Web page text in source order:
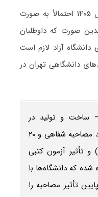
در سال ۱۴۰۵ احتمالاً به صورت
صورت که داوطلبان
آزاد لازم است
دانشگاهی تهران در
ساخت و تولید در
پذیرش نهایی ۵۰ درصد (۳۰ درصد مصاحبه شفاهی و ۲۰
تأثیر آزمون کتبی
شده که دانشگاه‌ها با
تأثیر مصاحبه را